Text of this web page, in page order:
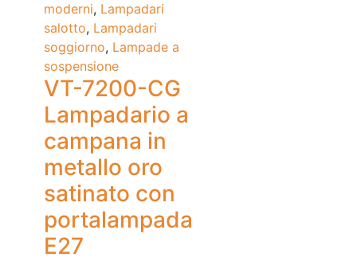
moderni, Lampadari
salotto, Lampadari
soggiorno, Lampade a
sospensione
VT-7200-CG
Lampadario a
campana in
metallo oro
satinato con
portalampada
E27